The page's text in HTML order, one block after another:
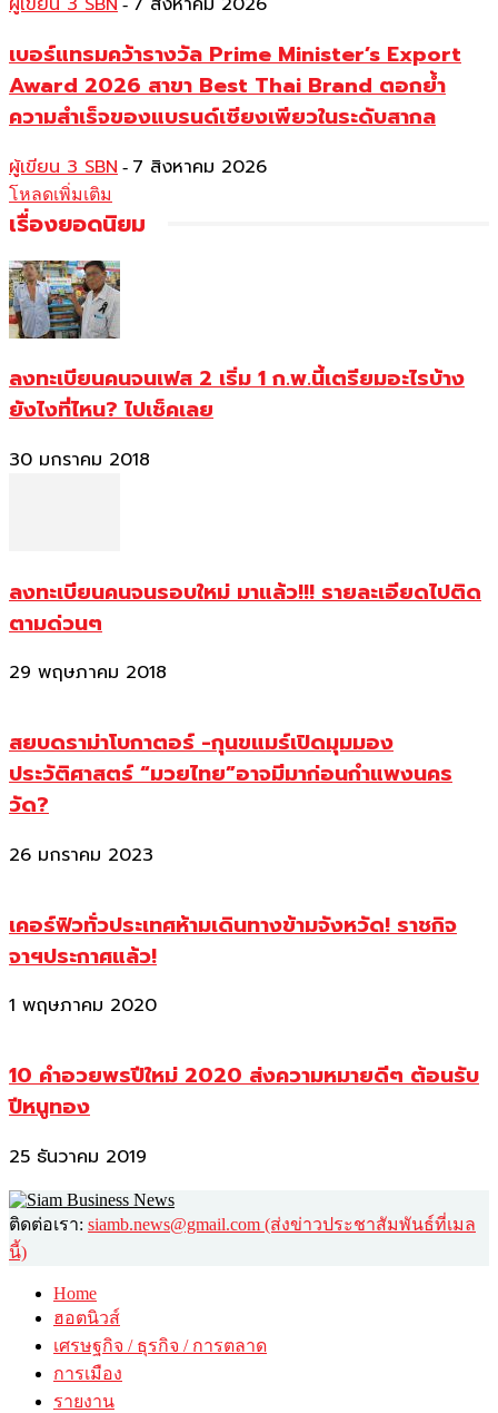
-
เบอร์แทรมคว้ารางวัล Prime Minister’s Export
Award 2026 สาขา Best Thai Brand ตอกย้ำ
ความสำเร็จของแบรนด์เซียงเพียวในระดับสากล
ผู้เขียน 3 SBN - 7 สิงหาคม 2026
โหลดเพิ่มเติม
เรื่องยอดนิยม
ลงทะเบียนคนจนเฟส 2 เริ่ม 1 ก.พ.นี้เตรียมอะไรบ้าง
ยังไงที่ไหน? ไปเช็คเลย
30 มกราคม 2018
ลงทะเบียนคนจนรอบใหม่ มาแล้ว!!! รายละเอียดไปติด
ตามด่วนๆ
29 พฤษภาคม 2018
สยบดราม่าโบกาตอร์ -กุนขแมร์เปิดมุมมอง
ประวัติศาสตร์ “มวยไทย”อาจมีมาก่อนกำแพงนคร
วัด?
26 มกราคม 2023
เคอร์ฟิวทั่วประเทศห้ามเดินทางข้ามจังหวัด! ราชกิจ
จาฯประกาศแล้ว!
1 พฤษภาคม 2020
10 คำอวยพรปีใหม่ 2020 ส่งความหมายดีๆ ต้อนรับ
ปีหนูทอง
25 ธันวาคม 2019
ติดต่อเรา: siamb.news@gmail.com (ส่งข่าวประชาสัมพันธ์ที่เมล
นี้)
Home
ฮอตนิวส์
เศรษฐกิจ / ธุรกิจ / การตลาด
การเมือง
รายงาน